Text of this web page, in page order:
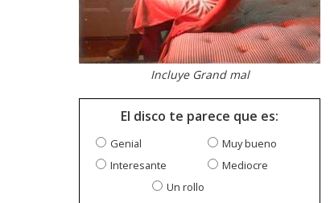
Incluye Grand mal
El disco te parece que es:
Genial
Muy bueno
Interesante
Mediocre
Un rollo